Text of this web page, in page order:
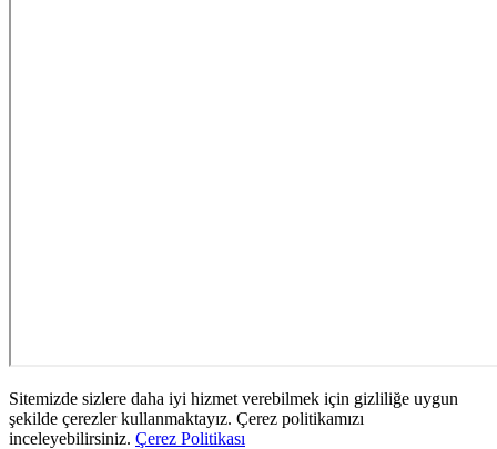
Sitemizde sizlere daha iyi hizmet verebilmek için gizliliğe uygun
şekilde çerezler kullanmaktayız. Çerez politikamızı
inceleyebilirsiniz. Çerez Politikası